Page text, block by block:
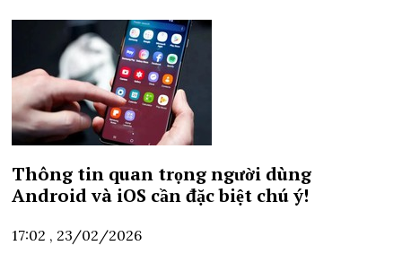
Thông tin quan trọng người dùng
Android và iOS cần đặc biệt chú ý!
17:02 , 23/02/2026